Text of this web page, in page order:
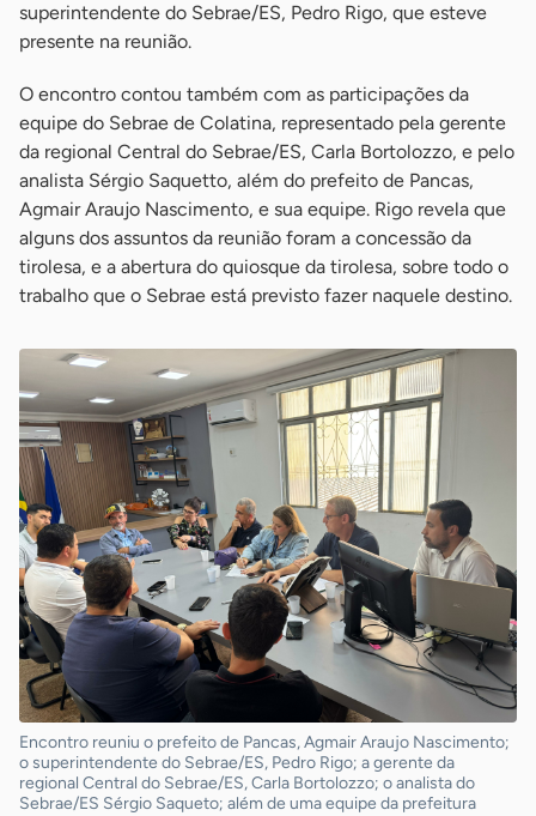
superintendente do Sebrae/ES, Pedro Rigo, que esteve
presente na reunião.
O encontro contou também com as participações da
equipe do Sebrae de Colatina, representado pela gerente
da regional Central do Sebrae/ES, Carla Bortolozzo, e pelo
analista Sérgio Saquetto, além do prefeito de Pancas,
Agmair Araujo Nascimento, e sua equipe. Rigo revela que
alguns dos assuntos da reunião foram a concessão da
tirolesa, e a abertura do quiosque da tirolesa, sobre todo o
trabalho que o Sebrae está previsto fazer naquele destino.
Encontro reuniu o prefeito de Pancas, Agmair Araujo Nascimento;
o superintendente do Sebrae/ES, Pedro Rigo; a gerente da
regional Central do Sebrae/ES, Carla Bortolozzo; o analista do
Sebrae/ES Sérgio Saqueto; além de uma equipe da prefeitura